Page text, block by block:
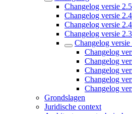
Changelog versie
Changelog versie
Changelog versie
Changelog versie
Changelog
Changelog
Changelog
Changelog
Changelog
Changelog
Grondslagen
Juridische context